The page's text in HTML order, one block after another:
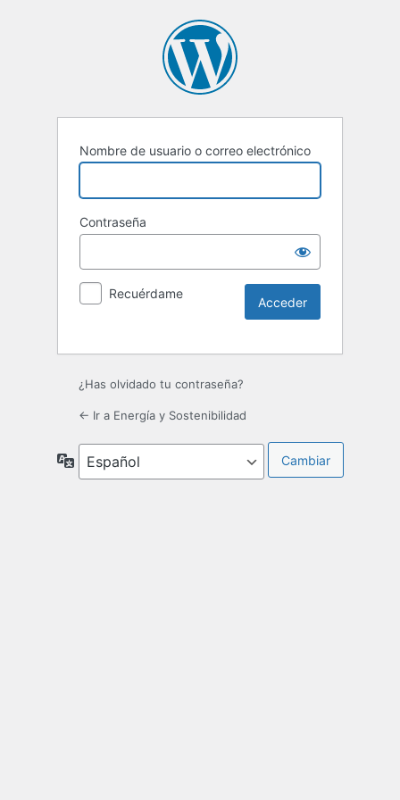
Nombre de usuario o correo electrónico
Contraseña
Recuérdame
¿Has olvidado tu contraseña?
← Ir a Energía y Sostenibilidad
Idioma